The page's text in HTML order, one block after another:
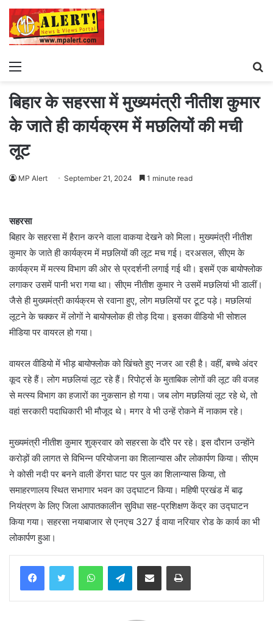
Menu
बिहार के सहरसा में मुख्यमंत्री नीतीश कुमार
के जाते ही कार्यक्रम में मछलियों की मची
लूट
MP Alert September 21, 2024 1 minute read
सहरसा
बिहार के सहरसा में हैरान करने वाला वाकया देखने को मिला। मुख्यमंत्री नीतीश
कुमार के जाते ही कार्यक्रम में मछलियों की लूट मच गई। दरअसल, सीएम के
कार्यक्रम में मत्स्य विभाग की ओर से प्रदर्शनी लगाई गई थी। इसमें एक बायोफ्लोक
लगाकर उसमें पानी भरा गया था। सीएम नीतीश कुमार ने उसमें मछलियां भी डालीं।
जैसे ही मुख्यमंत्री कार्यक्रम से रवाना हुए, लोग मछलियों पर टूट पड़े। मछलियां
लूटने के चक्कर में लोगों ने बायोफ्लोक ही तोड़ दिया। इसका वीडियो भी सोशल
मीडिया पर वायरल हो गया।
वायरल वीडियो में भीड़ बायोफ्लोक को खिंचते हुए नजर आ रही है। वहीं, बच्चे अंदर
कूद रहे हैं। लोग मछलियां लूट रहे हैं। रिपोर्ट्स के मुताबिक लोगों की लूट की वजह
से मत्स्य विभाग का हजारों का नुकसान हो गया। जब लोग मछलियां लूट रहे थे, तो
वहां सरकारी पदाधिकारी भी मौजूद थे। मगर वे भी उन्हें रोकने में नाकाम रहे।
मुख्यमंत्री नीतीश कुमार शुक्रवार को सहरसा के दौरे पर रहे। इस दौरान उन्होंने
करोड़ों की लागत से विभिन्न परियोजना का शिलान्यास और लोकार्पण किया। सीएम
ने कोसी नदी पर बनने वाली डेंगरा घाट पर पुल का शिलान्यास किया, तो
समाहरणालय स्थित सभागार भवन का उद्घाटन किया। महिषी प्रखंड में बाढ़
नियंत्रण के लिए जिला आपातकालीन सुविधा सह-प्रशिक्षण केंद्र का उद्घाटन
किया गया। सहरसा नयाबाजार से एनएच 327 ई वाया नरियार रोड के कार्य का भी
लोकार्पण हुआ।
WhatsAppTelegramShare via Email Print